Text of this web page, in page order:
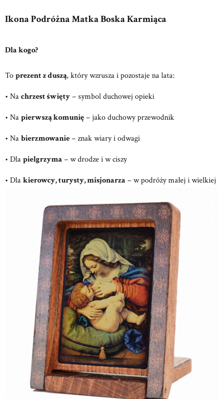
Ikona Podróżna Matka Boska Karmiąca
Dla kogo?
To prezent z duszą, który wzrusza i pozostaje na lata:
• Na chrzest święty – symbol duchowej opieki
• Na pierwszą komunię – jako duchowy przewodnik
• Na bierzmowanie – znak wiary i odwagi
• Dla pielgrzyma – w drodze i w ciszy
• Dla kierowcy, turysty, misjonarza – w podróży małej i wielkiej